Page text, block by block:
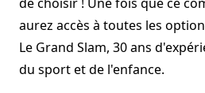
aurez accès à toutes les
Le Grand Slam, 30 ans
du sport et de l'enfance.